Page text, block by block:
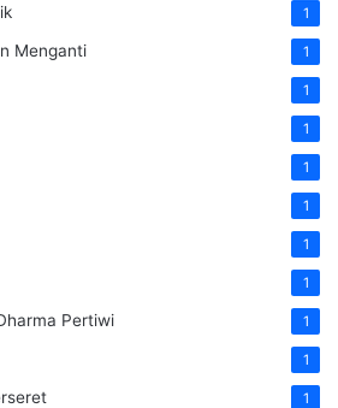
1
Menganti 1
1
1
1
1
1
1
Pertiwi 1
1
1